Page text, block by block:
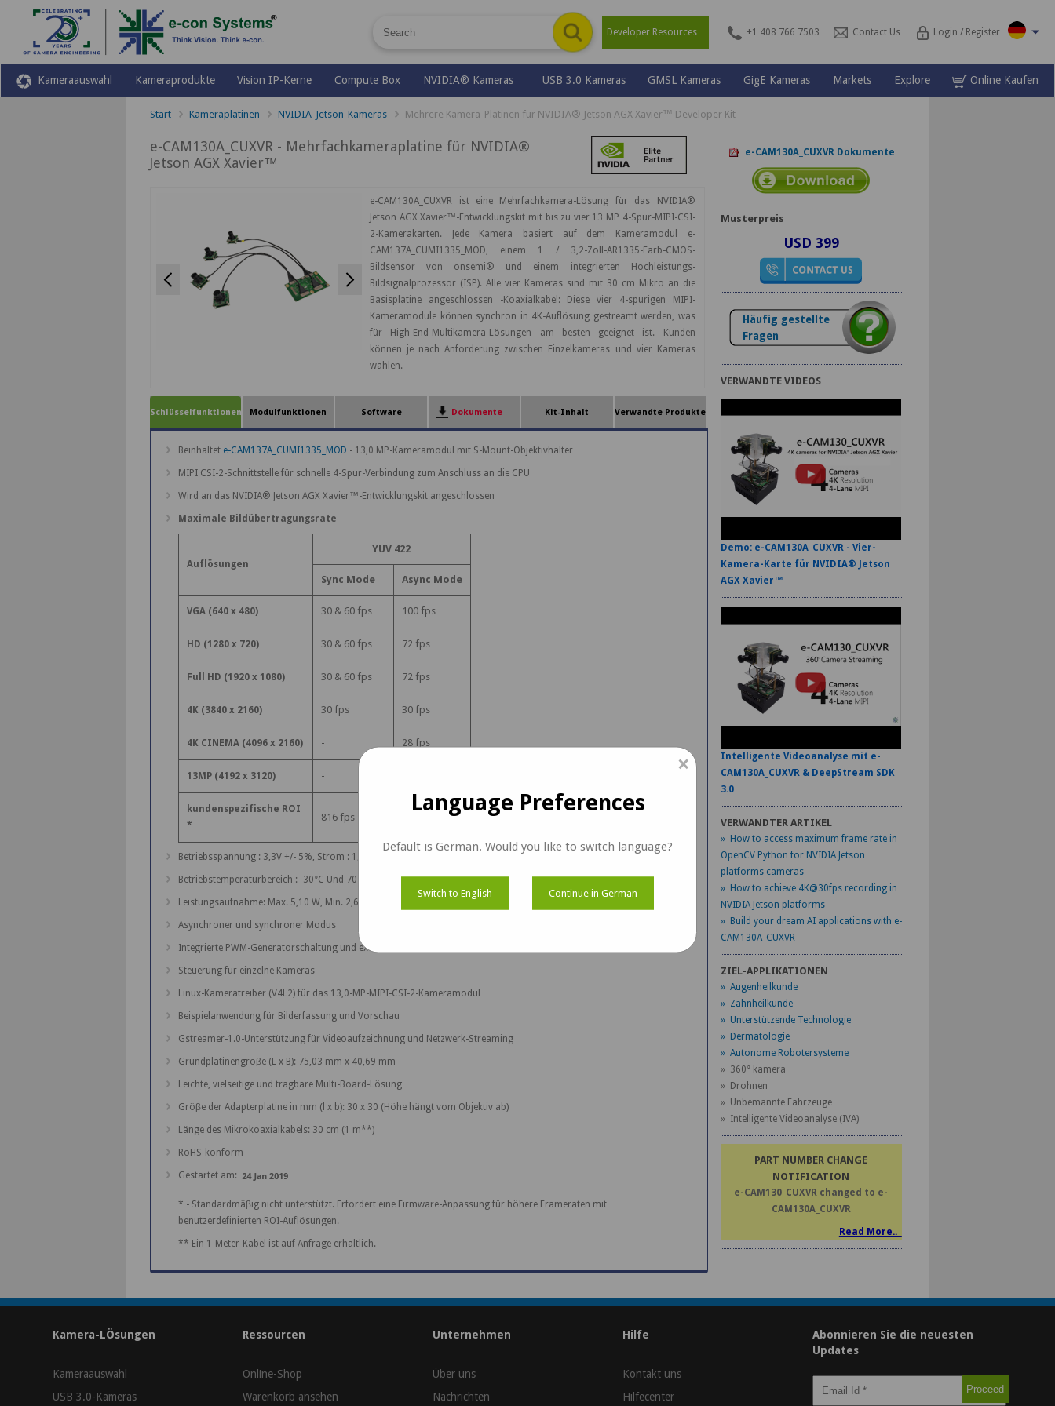
Developer Resources +1 408 766 7503 Contact Us Login / Register
Kameraauswahl Kameraprodukte Vision IP-Kerne Compute Box NVIDIA® Kameras USB 3.0 Kameras GMSL Kameras GigE Kameras Markets Explore Online Kaufen
Start Kameraplatinen NVIDIA-Jetson-Kameras Mehrere Kamera-Platinen für NVIDIA® Jetson AGX Xavier™ Developer Kit
e-CAM130A_CUXVR - Mehrfachkameraplatine für NVIDIA®
Jetson AGX Xavier™
Previous Next
e-CAM130A_CUXVR ist eine Mehrfachkamera-Lösung für das NVIDIA®
Jetson AGX Xavier™-Entwicklungskit mit bis zu vier 13 MP 4-Spur-MIPI-CSI-
2-Kamerakarten. Jede Kamera basiert auf dem Kameramodul e-
CAM137A_CUMI1335_MOD, einem 1 / 3,2-Zoll-AR1335-Farb-CMOS-
Bildsensor von onsemi® und einem integrierten Hochleistungs-
Bildsignalprozessor (ISP). Alle vier Kameras sind mit 30 cm Mikro an die
Basisplatine angeschlossen -Koaxialkabel: Diese vier 4-spurigen MIPI-
Kameramodule können synchron in 4K-Auflösung gestreamt werden, was
für High-End-Multikamera-Lösungen am besten geeignet ist. Kunden
können je nach Anforderung zwischen Einzelkameras und vier Kameras
wählen.
Schlüsselfunktionen Modulfunktionen Software Dokumente Kit-Inhalt Verwandte Produkte
Beinhaltet e-CAM137A_CUMI1335_MOD - 13,0 MP-Kameramodul mit S-Mount-Objektivhalter
MIPI CSI-2-Schnittstelle für schnelle 4-Spur-Verbindung zum Anschluss an die CPU
Wird an das NVIDIA® Jetson AGX Xavier™-Entwicklungskit angeschlossen
Maximale Bildübertragungsrate
Auflösungen
YUV 422
Sync Mode Async Mode
VGA (640 x 480) 30 & 60 fps 100 fps
HD (1280 x 720) 30 & 60 fps 72 fps
Full HD (1920 x 1080) 30 & 60 fps 72 fps
4K (3840 x 2160) 30 fps 30 fps
4K CINEMA (4096 x 2160) - 28 fps
13MP (4192 x 3120) -
kundenspezifische ROI
*
816 fps
Betriebsspannung : 3,3V +/- 5%, Strom : 1,544A (Streaming-Bedingung für vier Kameras)
Betriebstemperaturbereich : -30°C Und 70°C
Leistungsaufnahme: Max. 5,10 W, Min. 2,64 W ((Streaming von 4 Kameras auf NVIDIA® Jetson AGX Xavier™)
Asynchroner und synchroner Modus
Integrierte PWM-Generatorschaltung und externe Triggeroption zum synchronen Triggern aller vier Kameras
Steuerung für einzelne Kameras
Linux-Kameratreiber (V4L2) für das 13,0-MP-MIPI-CSI-2-Kameramodul
Beispielanwendung für Bilderfassung und Vorschau
Gstreamer-1.0-Unterstützung für Videoaufzeichnung und Netzwerk-Streaming
Grundplatinengröβe (L x B): 75,03 mm x 40,69 mm
Leichte, vielseitige und tragbare Multi-Board-Lösung
Gröβe der Adapterplatine in mm (l x b): 30 x 30 (Höhe hängt vom Objektiv ab)
Länge des Mikrokoaxialkabels: 30 cm (1 m**)
RoHS-konform
Gestartet am:
* - Standardmäβig nicht unterstützt. Erfordert eine Firmware-Anpassung für höhere Frameraten mit
benutzerdefinierten ROI-Auflösungen.
** Ein 1-Meter-Kabel ist auf Anfrage erhältlich.
e-CAM130A_CUXVR Dokumente
Musterpreis
USD 399
Häufig gestellte
Fragen
VERWANDTE VIDEOS
Demo: e-CAM130A_CUXVR - Vier-
Kamera-Karte für NVIDIA® Jetson
AGX Xavier™
Intelligente Videoanalyse mit e-
CAM130A_CUXVR & DeepStream SDK
3.0
VERWANDTER ARTIKEL
» How to access maximum frame rate in
OpenCV Python for NVIDIA Jetson
platforms cameras
» How to achieve 4K@30fps recording in
NVIDIA Jetson platforms
» Build your dream AI applications with e-
CAM130A_CUXVR
ZIEL-APPLIKATIONEN
» Augenheilkunde
» Zahnheilkunde
» Unterstützende Technologie
» Dermatologie
» Autonome Robotersysteme
» 360° kamera
» Drohnen
» Unbemannte Fahrzeuge
» Intelligente Videoanalyse (IVA)
PART NUMBER CHANGE
NOTIFICATION
e-CAM130_CUXVR changed to e-
CAM130A_CUXVR
Read More..
Kamera-LÖsungen
Kameraauswahl
USB 3.0-Kameras
Ressourcen
Online-Shop
Warenkorb ansehen
Unternehmen
Über uns
Nachrichten
Hilfe
Kontakt uns
Hilfecenter
Abonnieren Sie die neuesten
Updates
×
Language Preferences
Default is German. Would you like to switch language?
Switch to English Continue in German